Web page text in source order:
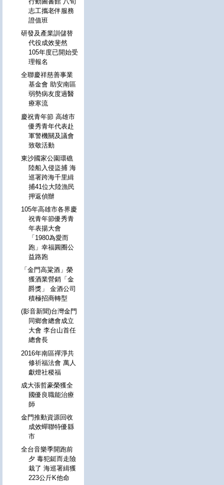
志工攜老伴服務
證值班
研發及產業訓儲替
代役成效斐然
105年度已開始受
理報名
全聯慶祥慈善事業
基金會 助安南區
弱勢病友度過醫
療寒流
慶祝青年節 高雄市
優秀青年代表赴
軍警機關及議會
致敬活動
東沙國家公園環礁
陸船入侵盜捕 海
巡署跨海千里緝
捕41位大陸漁民
押返偵辦
105年高雄市各界慶
祝青年節優秀青
年表揚大會
「1980為愛而
跑」幸福圓圈公
益路跑
「金門高粱酒」榮
獲酒業營銷「金
爵獎」 金酒公司
積極招商轉型
(影音新聞)台灣金門
同鄉會總會成立
大會 李台山首任
總會長
2016年南區禪淨共
修祈福法會 萬人
獻燈社稷福
成大張哲豪榮獲全
國優良職能治療
師
金門推動資源回收
成效蟬聯特優縣
市
全台音樂季開跑前
夕 毒犯鋌而走險
栽了 海巡署緝獲
223公斤K他命